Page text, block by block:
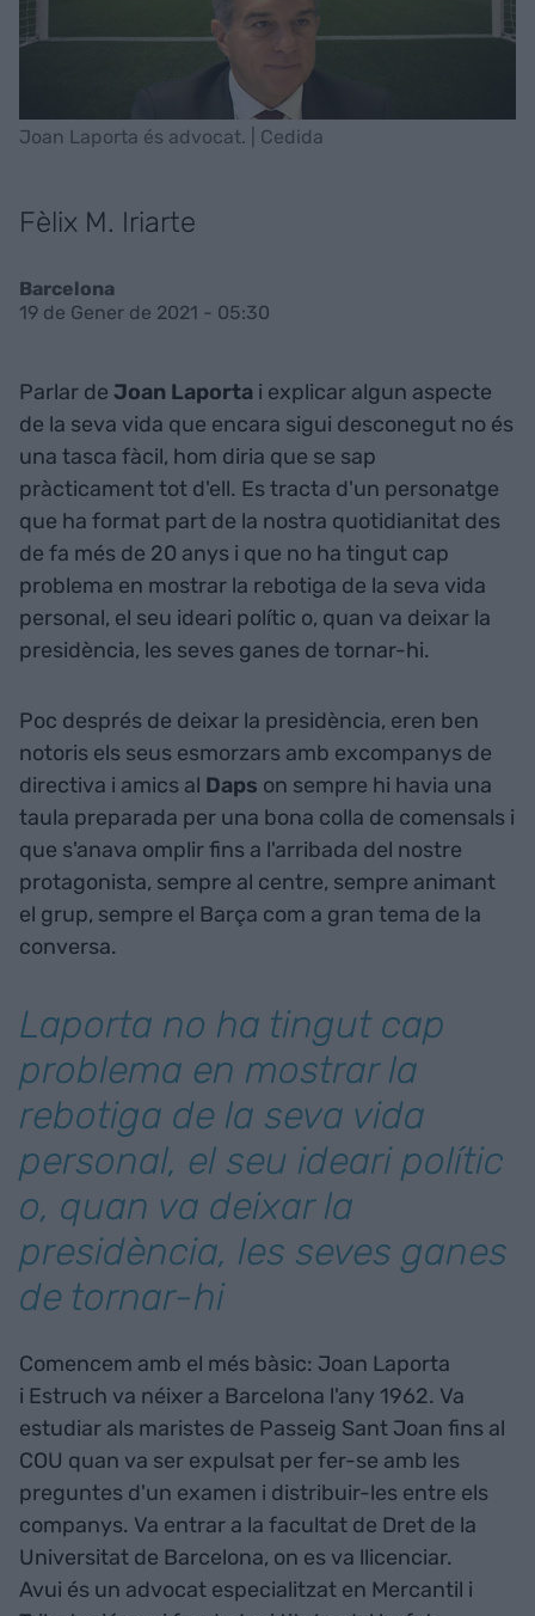
Joan Laporta és advocat. | Cedida
Fèlix M. Iriarte
Barcelona
19 de Gener de 2021 - 05:30
Parlar de Joan Laporta i explicar algun aspecte
de la seva vida que encara sigui desconegut no és
una tasca fàcil, hom diria que se sap
pràcticament tot d'ell. Es tracta d'un personatge
que ha format part de la nostra quotidianitat des
de fa més de 20 anys i que no ha tingut cap
problema en mostrar la rebotiga de la seva vida
personal, el seu ideari polític o, quan va deixar la
presidència, les seves ganes de tornar-hi.
Poc després de deixar la presidència, eren ben
notoris els seus esmorzars amb excompanys de
directiva i amics al Daps on sempre hi havia una
taula preparada per una bona colla de comensals i
que s'anava omplir fins a l'arribada del nostre
protagonista, sempre al centre, sempre animant
el grup, sempre el Barça com a gran tema de la
conversa.
Laporta no ha tingut cap
problema en mostrar la
rebotiga de la seva vida
personal, el seu ideari polític
o, quan va deixar la
presidència, les seves ganes
de tornar-hi
Comencem amb el més bàsic: Joan Laporta
i Estruch va néixer a Barcelona l'any 1962. Va
estudiar als maristes de Passeig Sant Joan fins al
COU quan va ser expulsat per fer-se amb les
preguntes d'un examen i distribuir-les entre els
companys. Va entrar a la facultat de Dret de la
Universitat de Barcelona, on es va llicenciar.
Avui és un advocat especialitzat en Mercantil i